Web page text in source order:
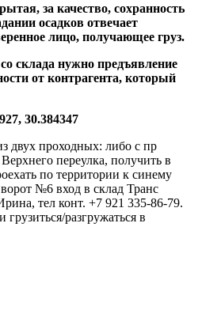
за качество, сохранность
осадков отвечает
лицо, получающее груз.
склада нужно предъявление
от контрагента, который
30.384347
двух проходных: либо с пр
переулка, получить в
по территории к синему
№6 вход в склад Транс
тел конт. +7 921 335-86-79.
грузиться/разгружаться в